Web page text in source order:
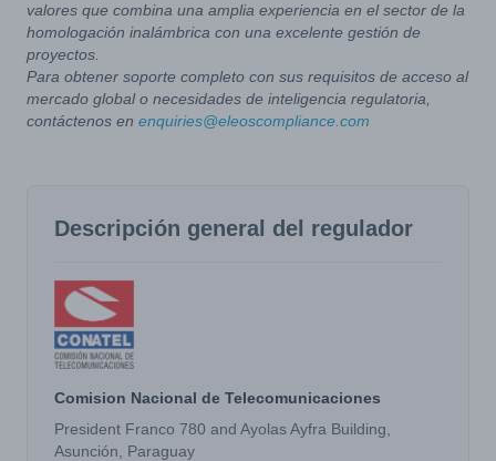
valores que combina una amplia experiencia en el sector de la
homologación inalámbrica con una excelente gestión de
proyectos.
Para obtener soporte completo con sus requisitos de acceso al
mercado global o necesidades de inteligencia regulatoria,
contáctenos en enquiries@eleoscompliance.com
Descripción general del regulador
Comision Nacional de Telecomunicaciones
President Franco 780 and Ayolas Ayfra Building,
Asunción, Paraguay